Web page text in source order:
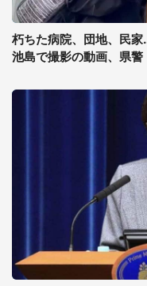
朽ちた病院、団地、民
池島で撮影の動画、県警